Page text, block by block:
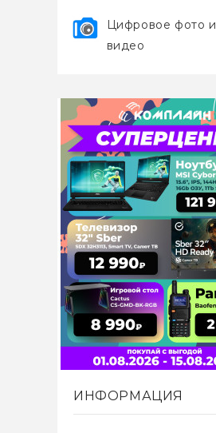
Цифровое фото и
видео
ИНФОРМАЦИЯ